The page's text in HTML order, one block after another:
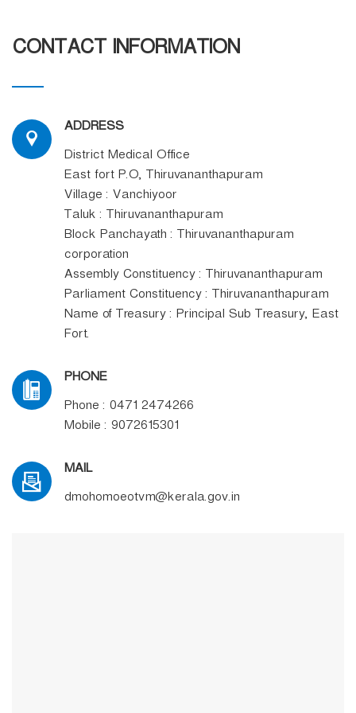
CONTACT INFORMATION
ADDRESS
District Medical Office
East fort P.O, Thiruvananthapuram
Village : Vanchiyoor
Taluk : Thiruvananthapuram
Block Panchayath : Thiruvananthapuram
corporation
Assembly Constituency : Thiruvananthapuram
Parliament Constituency : Thiruvananthapuram
Name of Treasury : Principal Sub Treasury, East
Fort.
PHONE
Phone : 0471 2474266
Mobile : 9072615301
MAIL
dmohomoeotvm@kerala.gov.in